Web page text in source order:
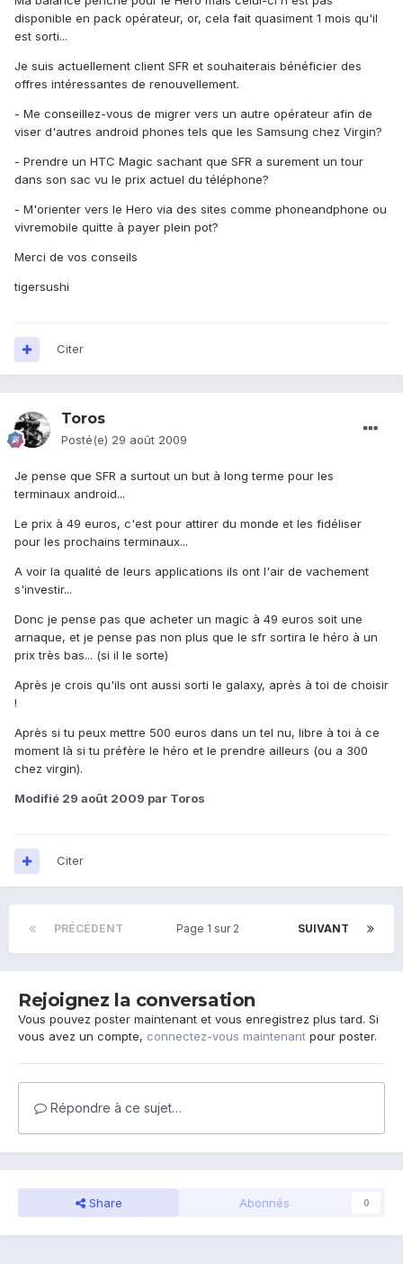
disponible en pack opérateur, or, cela fait quasiment 1 mois qu'il
est sorti...
Je suis actuellement client SFR et souhaiterais bénéficier des
offres intéressantes de renouvellement.
- Me conseillez-vous de migrer vers un autre opérateur afin de
viser d'autres android phones tels que les Samsung chez Virgin?
- Prendre un HTC Magic sachant que SFR a surement un tour
dans son sac vu le prix actuel du téléphone?
- M'orienter vers le Hero via des sites comme phoneandphone ou
vivremobile quitte à payer plein pot?
Merci de vos conseils
tigersushi
Citer
Toros
Posté(e) 29 août 2009
Je pense que SFR a surtout un but à long terme pour les
terminaux android...
Le prix à 49 euros, c'est pour attirer du monde et les fidéliser
pour les prochains terminaux...
A voir la qualité de leurs applications ils ont l'air de vachement
s'investir...
Donc je pense pas que acheter un magic à 49 euros soit une
arnaque, et je pense pas non plus que le sfr sortira le héro à un
prix très bas... (si il le sorte)
Après je crois qu'ils ont aussi sorti le galaxy, après à toi de choisir
!
Après si tu peux mettre 500 euros dans un tel nu, libre à toi à ce
moment là si tu préfère le héro et le prendre ailleurs (ou a 300
chez virgin).
Modifié 29 août 2009 par Toros
Citer
PRÉCÉDENT SUIVANT
Page 1 sur 2
Rejoignez la conversation
Vous pouvez poster maintenant et vous enregistrez plus tard. Si
vous avez un compte, connectez-vous maintenant pour poster.
Répondre à ce sujet…
Share Abonnés 0